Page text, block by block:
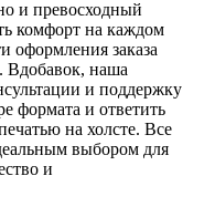
и превосходный
комфорт на каждом
оформления заказа
Вдобавок, наша
и поддержку
формата и ответить
на холсте. Все
выбором для
и